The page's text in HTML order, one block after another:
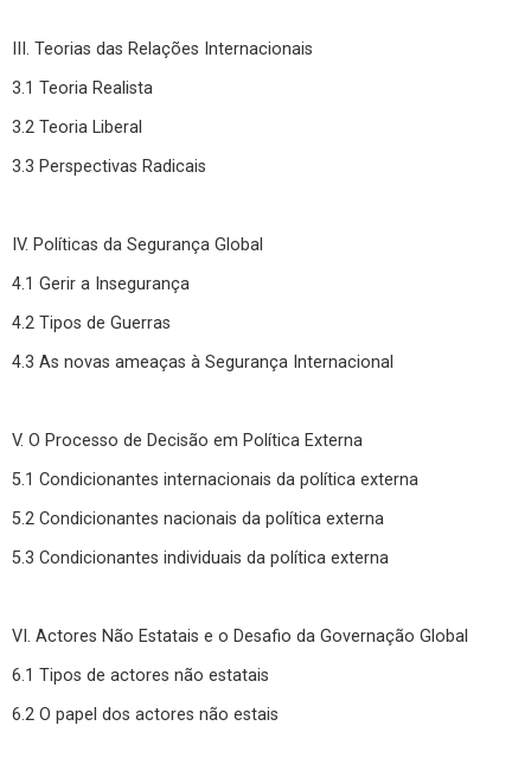
III. Teorias das Relações Internacionais
3.1 Teoria Realista
3.2 Teoria Liberal
3.3 Perspectivas Radicais
IV. Políticas da Segurança Global
4.1 Gerir a Insegurança
4.2 Tipos de Guerras
4.3 As novas ameaças à Segurança Internacional
V. O Processo de Decisão em Política Externa
5.1 Condicionantes internacionais da política externa
5.2 Condicionantes nacionais da política externa
5.3 Condicionantes individuais da política externa
VI. Actores Não Estatais e o Desafio da Governação Global
6.1 Tipos de actores não estatais
6.2 O papel dos actores não estais